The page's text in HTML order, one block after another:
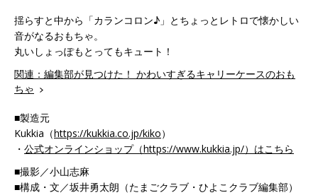
揺らすと中から「カランコロン♪」とちょっとレトロで懐かしい
音がなるおもちゃ。
丸いしょっぽもとってもキュート！
関連：編集部が見つけた！ かわいすぎるキャリーケースのおも
ちゃ
■製造元
Kukkia（https://kukkia.co.jp/kiko）
・ 公式オンラインショップ（https://www.kukkia.jp/）はこちら
■撮影／小山志麻
■構成・文／坂井勇太朗（たまごクラブ・ひよこクラブ編集部）